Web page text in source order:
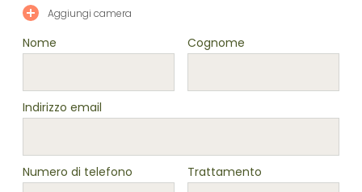
Aggiungi camera
Nome Cognome
Indirizzo email
Numero di telefono Trattamento